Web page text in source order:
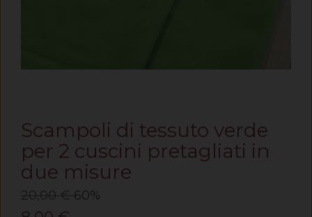
Scampoli di tessuto verde
per 2 cuscini pretagliati in
due misure
20,00 €60%